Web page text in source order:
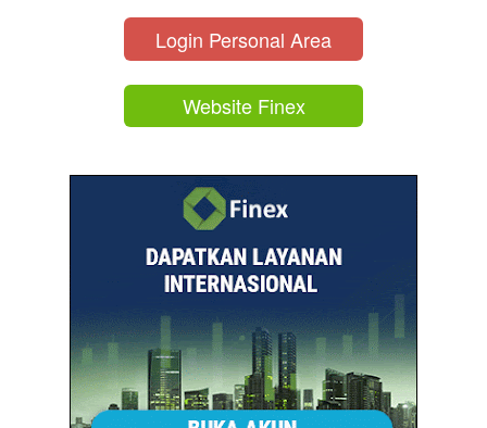
Login Personal Area
Website Finex